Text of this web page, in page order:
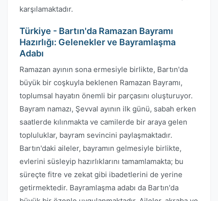
karşılamaktadır.
Türkiye - Bartın'da Ramazan Bayramı
Hazırlığı: Gelenekler ve Bayramlaşma
Adabı
Ramazan ayının sona ermesiyle birlikte, Bartın'da
büyük bir coşkuyla beklenen Ramazan Bayramı,
toplumsal hayatın önemli bir parçasını oluşturuyor.
Bayram namazı, Şevval ayının ilk günü, sabah erken
saatlerde kılınmakta ve camilerde bir araya gelen
topluluklar, bayram sevincini paylaşmaktadır.
Bartın'daki aileler, bayramın gelmesiyle birlikte,
evlerini süsleyip hazırlıklarını tamamlamakta; bu
süreçte fitre ve zekat gibi ibadetlerini de yerine
getirmektedir. Bayramlaşma adabı da Bartın'da